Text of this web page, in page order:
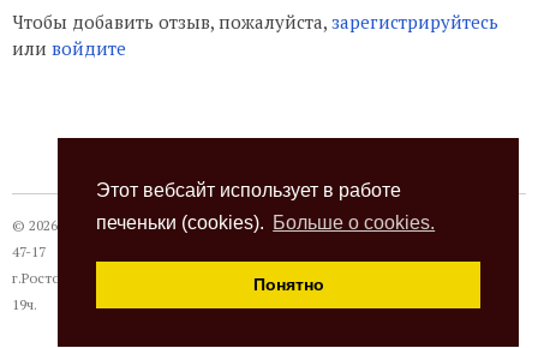
Этот вебсайт использует в работе
печеньки (cookies). Больше о cookies.
Понятно
Чтобы добавить отзыв, пожалуйста, зарегистрируйтесь
или войдите
© 2026 Термокот, +7 (863) 24-28-999 +7 (989) 620-
47-17
г.Ростов-на-Дону, ул. Павлодарская, 18а, с 10 до
19ч.